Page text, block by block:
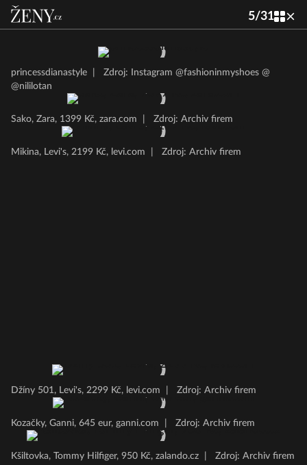
5/31
princessdianastyle
Zdroj: Instagram @fashioninmyshoes @
@nililotan
Sako, Zara, 1399 Kč, zara.com Zdroj: Archiv firem
Mikina, Levi's, 2199 Kč, levi.com Zdroj: Archiv firem
Džíny 501, Levi's, 2299 Kč, levi.com Zdroj: Archiv firem
Kozačky, Ganni, 645 eur, ganni.com Zdroj: Archiv firem
Kšiltovka, Tommy Hilfiger, 950 Kč, zalando.cz Zdroj: Archiv firem